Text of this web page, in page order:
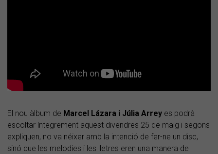
El nou àlbum de Marcel Lázara i Júlia Arrey es podrà
escoltar íntegrement aquest divendres 25 de maig i segons
expliquen, no va néixer amb la intenció de fer-ne un disc,
sinó que les melodies i les lletres eren una manera de